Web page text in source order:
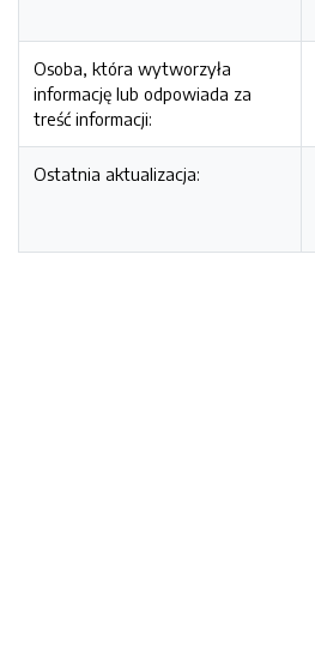
Osoba, która wytworzyła
informację lub odpowiada za
treść informacji:
Ostatnia aktualizacja: